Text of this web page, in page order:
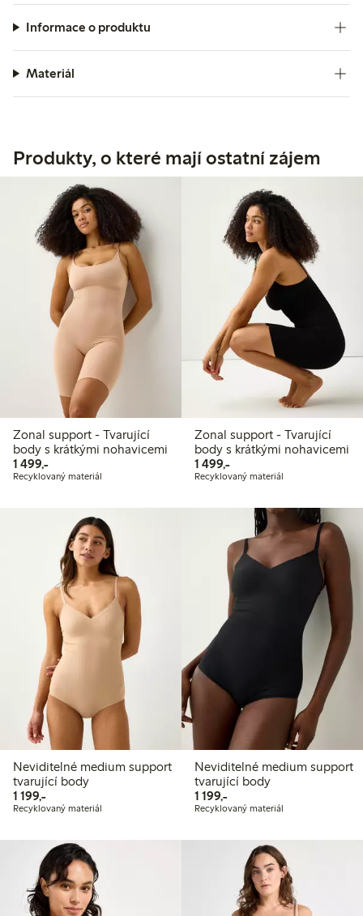
Informace o produktu
Materiál
Produkty, o které mají ostatní zájem
Zonal support - Tvarující
body s krátkými nohavicemi
1 499,-1 499,00 Kč
Recyklovaný materiál
Zonal support - Tvarující
body s krátkými nohavicemi
1 499,-1 499,00 Kč
Recyklovaný materiál
Neviditelné medium support
tvarující body
1 199,-1 199,00 Kč
Recyklovaný materiál
Neviditelné medium support
tvarující body
1 199,-1 199,00 Kč
Recyklovaný materiál